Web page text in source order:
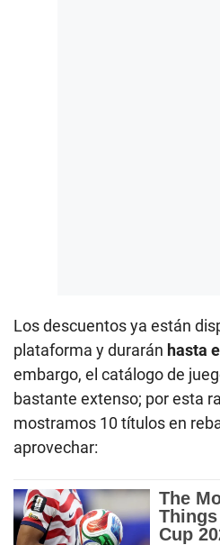
Los descuentos ya están
plataforma y durarán hasta
embargo, el catálogo de
bastante extenso; por esta
mostramos 10 títulos en
aprovechar: